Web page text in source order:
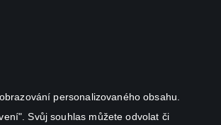
personalizovaného obsahu.
Svůj souhlas můžete odvolat či